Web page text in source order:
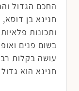
החכם הגדול
חנינא בן דוסא,
ותכונות
בשום פנים
עושה בקלות
חנינא הוא גדול